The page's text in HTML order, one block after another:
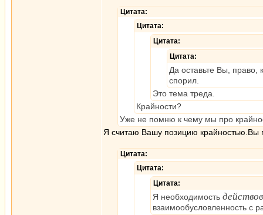
Цитата:
Цитата:
Цитата:
Цитата:
Да оставьте Вы, право,
спорил.
Это тема треда.
Крайности?
Уже не помню к чему мы про
Я считаю Вашу позицию крайностью.Вы
Цитата:
Цитата:
Цитата:
Я необходимость
взаимообусловленность с